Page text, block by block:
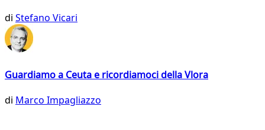
di Stefano Vicari
Guardiamo a Ceuta e ricordiamoci della Vlora
di Marco Impagliazzo